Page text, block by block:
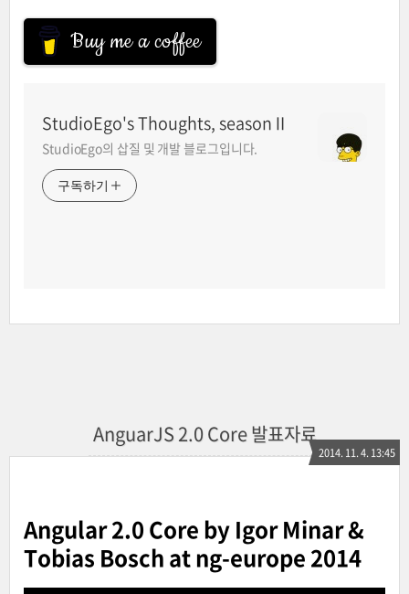
Buy me a coffee
StudioEgo's Thoughts, seasonⅡ
StudioEgo의 삽질 및 개발 블로그입니다.
구독하기
AnguarJS 2.0 Core 발표자료
2014. 11. 4. 13:45
Angular 2.0 Core by Igor Minar &
Tobias Bosch at ng-europe 2014